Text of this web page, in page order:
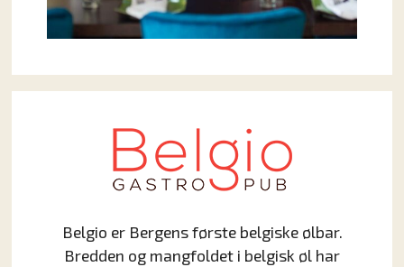
Belgio er Bergens første belgiske ølbar.
Bredden og mangfoldet i belgisk øl har